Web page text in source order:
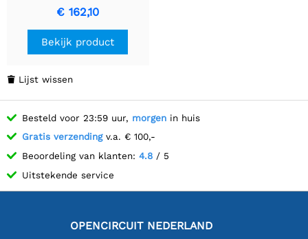
(VK)
€ 162,10
Bekijk product
 Lijst wissen
Besteld voor 23:59 uur, morgen in huis
Gratis verzendingv.a. € 100,-
Beoordeling van klanten: 4.8 / 5
Uitstekende service
OPENCIRCUIT NEDERLAND